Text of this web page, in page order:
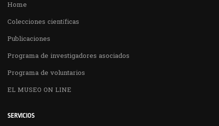
Home
Colecciones científicas
Publicaciones
Programa de investigadores asociados
Programa de voluntarios
EL MUSEO ON LINE
SERVICIOS